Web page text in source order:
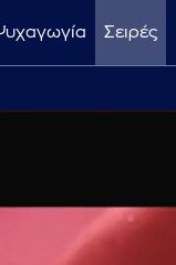
Σειρές